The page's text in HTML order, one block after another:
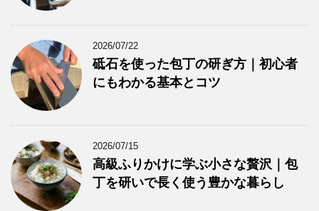
2026/07/22
砥石を使った包丁の研ぎ方｜初心者
にもわかる基本とコツ
2026/07/15
高級ふりかけに学ぶ小さな贅沢｜包
丁を研いで長く使う豊かな暮らし